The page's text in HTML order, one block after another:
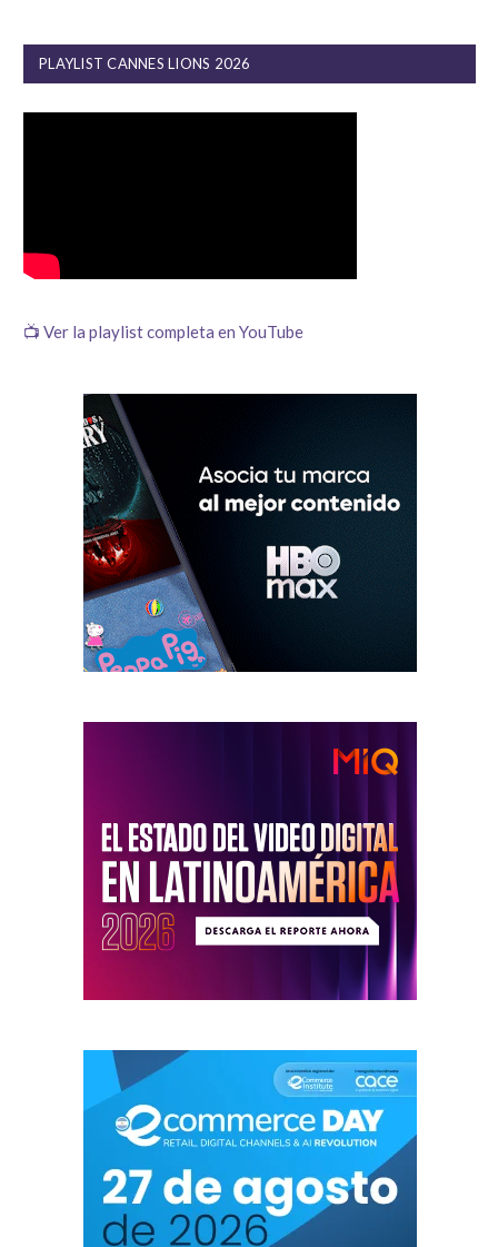
PLAYLIST CANNES LIONS 2026
📺 Ver la playlist completa en YouTube